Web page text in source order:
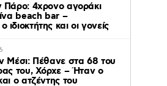
Πάρο: 4χρονο αγοράκι
beach bar –
και οι γονείς
Μέσι: Πέθανε στα 68 του
του, Χόρχε – Ήταν ο
ο ατζέντης του